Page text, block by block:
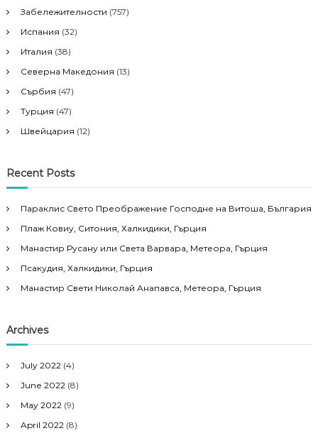
Забележителности (757)
Испания (32)
Италия (38)
Северна Македония (13)
Сърбия (47)
Турция (47)
Швейцария (12)
Recent Posts
Параклис Свето Преображение Господне на Витоша, България
Плаж Ковиу, Ситония, Халкидики, Гърция
Манастир Русану или Света Варвара, Метеора, Гърция
Псакудия, Халкидики, Гърция
Манастир Свети Николай Анапавса, Метеора, Гърция
Archives
July 2022 (4)
June 2022 (8)
May 2022 (9)
April 2022 (8)